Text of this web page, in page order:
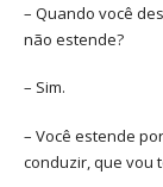
– Quando você
não estende?
– Sim.
– Você estende
conduzir, que vou